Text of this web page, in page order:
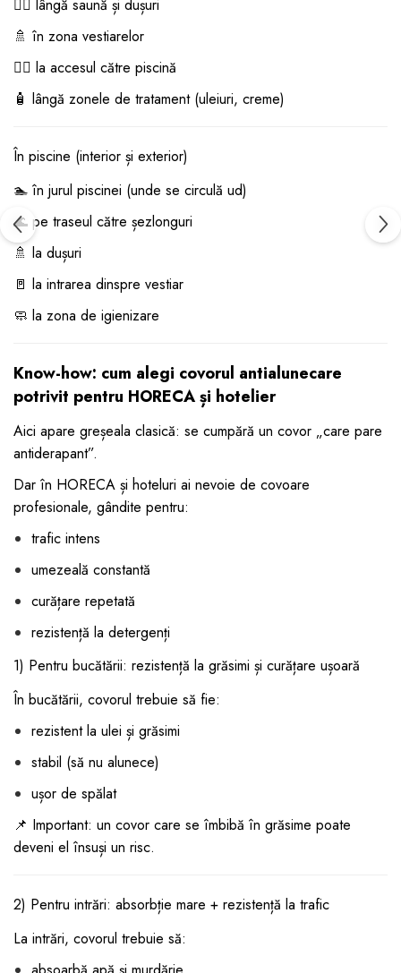
🧖‍♀️ lângă saună și dușuri
🚿 în zona vestiarelor
🏊‍♂️ la accesul către piscină
🧴 lângă zonele de tratament (uleiuri, creme)
În piscine (interior și exterior)
🏊 în jurul piscinei (unde se circulă ud)
🌊 pe traseul către șezlonguri
🚿 la dușuri
🚪 la intrarea dinspre vestiar
🧼 la zona de igienizare
Know-how: cum alegi covorul antialunecare
potrivit pentru HORECA și hotelier
Aici apare greșeala clasică: se cumpără un covor „care pare
antiderapant”.
Dar în HORECA și hoteluri ai nevoie de covoare
profesionale, gândite pentru:
trafic intens
umezeală constantă
curățare repetată
rezistență la detergenți
1) Pentru bucătării: rezistență la grăsimi și curățare ușoară
În bucătării, covorul trebuie să fie:
rezistent la ulei și grăsimi
stabil (să nu alunece)
ușor de spălat
📌 Important: un covor care se îmbibă în grăsime poate
deveni el însuși un risc.
2) Pentru intrări: absorbție mare + rezistență la trafic
La intrări, covorul trebuie să: